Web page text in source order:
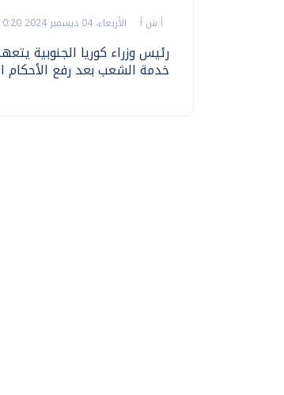
أ ش أ الأربعاء، 04 ديسمبر 2024 10:20 ص
رئيس وزراء كوريا الجنوبية
خدمة الشعب بعد رفع الأحكام